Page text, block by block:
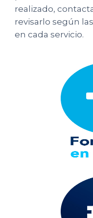
realizado,
revisarlo según
en cada servicio.